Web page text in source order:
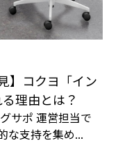
】コクヨ「イン
理由とは？
サポ 運営担当で
な支持を集め...